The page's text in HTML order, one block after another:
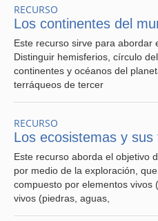
RECURSO
Los continentes del
Este recurso sirve para abordar
Distinguir hemisferios, círculo
continentes y océanos del
terráqueos de tercer
RECURSO
Los ecosistemas y sus
Este recurso aborda el objetivo
por medio de la exploración,
compuesto por elementos vivos
vivos (piedras, aguas,